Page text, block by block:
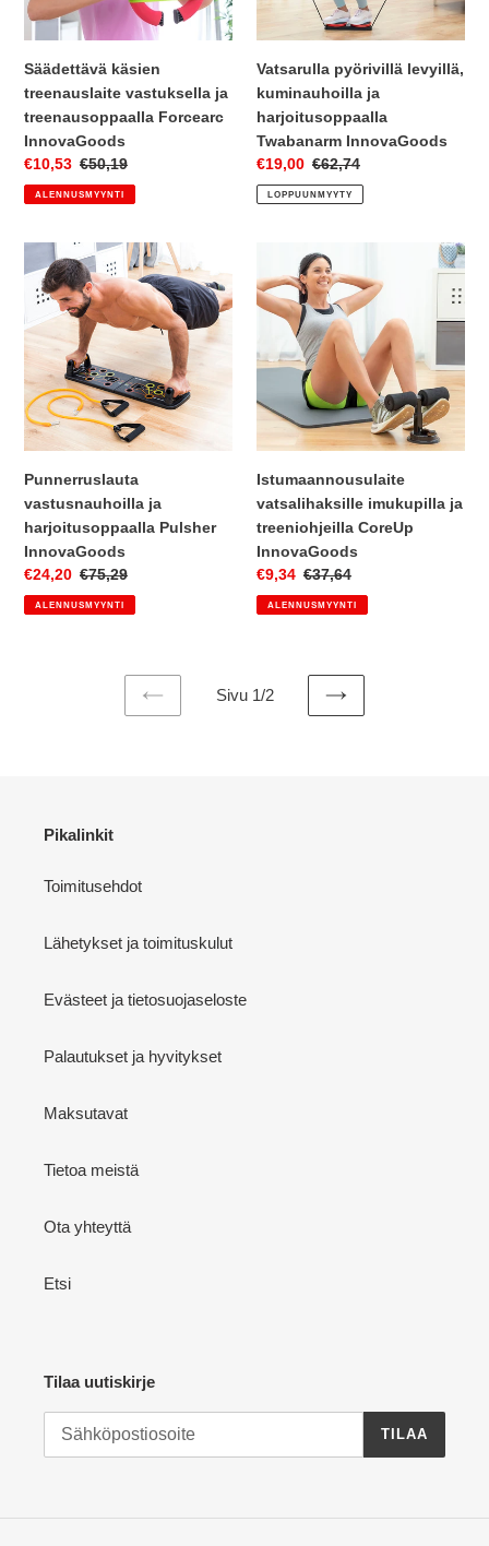
InnovaGoods
Säädettävä käsien
treenauslaite vastuksella ja
treenausoppaalla Forcearc
InnovaGoods
Myyntihinta
€10,53 Normaalihinta
€50,19
ALENNUSMYYNTI
InnovaGoods
Vatsarulla pyörivillä levyillä,
kuminauhoilla ja
harjoitusoppaalla
Twabanarm InnovaGoods
Myyntihinta
€19,00 Normaalihinta
€62,74
LOPPUUNMYYTY
Punnerruslauta
vastusnauhoilla
harjoitusoppaalla
Pulsher
InnovaGoods
Punnerruslauta
vastusnauhoilla ja
harjoitusoppaalla Pulsher
InnovaGoods
Myyntihinta
€24,20 Normaalihinta
€75,29
ALENNUSMYYNTI
Istumaannousulaite
vatsalihaksille
imukupilla
treeniohjeilla
CoreUp
InnovaGoods
Istumaannousulaite
vatsalihaksille imukupilla ja
treeniohjeilla CoreUp
InnovaGoods
Myyntihinta
€9,34 Normaalihinta
€37,64
ALENNUSMYYNTI
EDELLINEN
Sivu 1/2
SEURAAVA
Pikalinkit
Toimitusehdot
Lähetykset ja toimituskulut
Evästeet ja tietosuojaseloste
Palautukset ja hyvitykset
Maksutavat
Tietoa meistä
Ota yhteyttä
Etsi
Tilaa uutiskirje
TILAA